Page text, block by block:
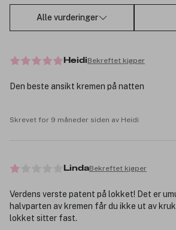
Alle vurderinger
HeidiBekreftet kjøper
Den beste ansikt kremen på natten
Skrevet for 9 måneder siden av Heidi
LindaBekreftet kjøper
Verdens verste patent på lokket! Det er
halvparten av kremen får du ikke ut av
lokket sitter fast.